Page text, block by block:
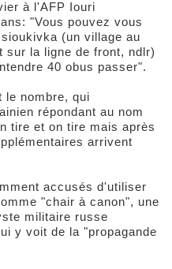
à l'AFP Iouri
"Vous pouvez vous
(un village au
sur la ligne de front, ndlr)
40 obus passer".
le nombre, qui
répondant au nom
tire et on tire mais après
arrivent
accusés d'utiliser
"chair à canon", une
militaire russe
y voit de la "propagande